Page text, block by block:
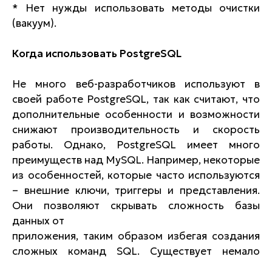
* Нет нужды использовать методы очистки
(вакуум).
Когда использовать PostgreSQL
Не много веб-разработчиков используют в
своей работе PostgreSQL, так как считают, что
дополнительные особенности и возможности
снижают производительность и скорость
работы. Однако, PostgreSQL имеет много
преимуществ над MySQL. Например, некоторые
из особенностей, которые часто используются
– внешние ключи, триггеры и представления.
Они позволяют скрывать сложность базы
данных от
приложения, таким образом избегая создания
сложных команд SQL. Cуществует немало